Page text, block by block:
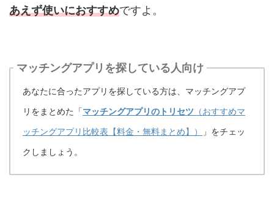
あえず使いにおすすめですよ。
マッチングアプリを探している人向け
あなたに合ったアプリを探している方は、マッチングアプ
リをまとめた「マッチングアプリのトリセツ （おすすめマ
ッチングアプリ比較表【料金・無料まとめ】）
」をチェッ
クしましょう。